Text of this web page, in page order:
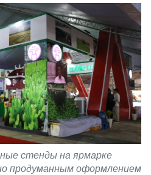
стенды на ярмарке
продуманным оформлением